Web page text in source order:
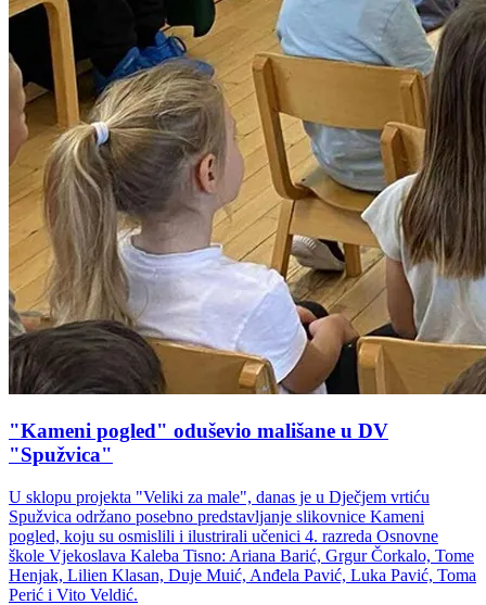
"Kameni pogled" oduševio mališane u DV
"Spužvica"
U sklopu projekta "Veliki za male", danas je u Dječjem vrtiću
Spužvica održano posebno predstavljanje slikovnice Kameni
pogled, koju su osmislili i ilustrirali učenici 4. razreda Osnovne
škole Vjekoslava Kaleba Tisno: Ariana Barić, Grgur Čorkalo, Tome
Henjak, Lilien Klasan, Duje Muić, Anđela Pavić, Luka Pavić, Toma
Perić i Vito Veldić.